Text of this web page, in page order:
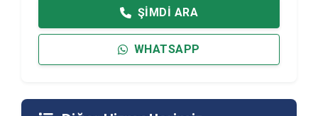
ŞIMDI ARA
WHATSAPP